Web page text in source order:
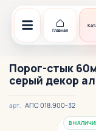
Главная
Порог-стык
серый декор
арт. АПС 018.900-32
В